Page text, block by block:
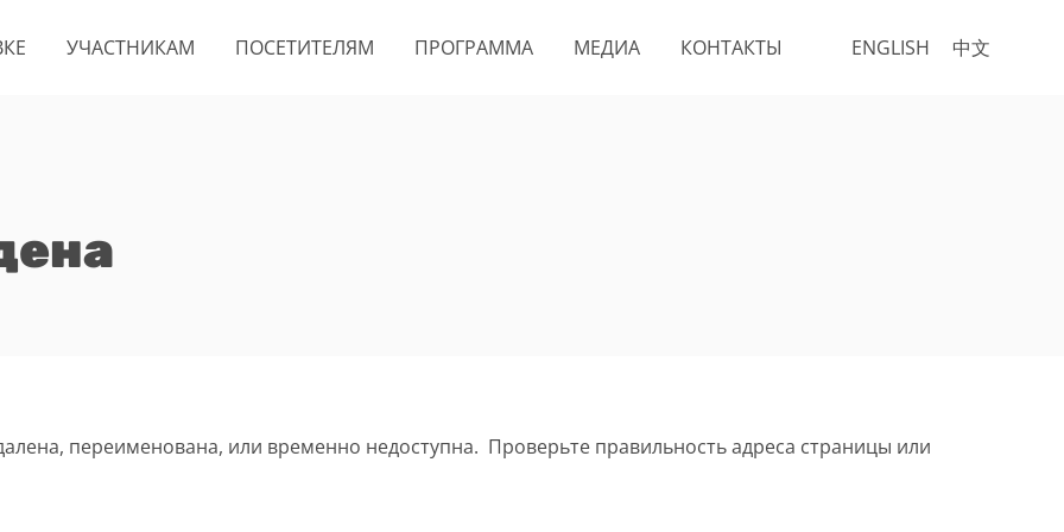
ENGLISH 中文
УЧАСТНИКАМ ПОСЕТИТЕЛЯМ ПРОГРАММА МЕДИА КОНТАКТЫ
переименована, или временно недоступна. Проверьте правильность адреса страницы или